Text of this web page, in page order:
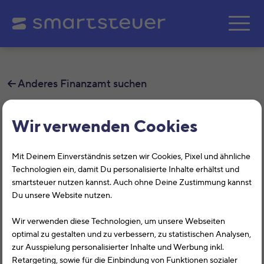
Wir verwenden Cookies
Mit Deinem Einverständnis setzen wir Cookies, Pixel und ähnliche
Technologien ein, damit Du personalisierte Inhalte erhältst und
smartsteuer nutzen kannst. Auch ohne Deine Zustimmung kannst
Du unsere Website nutzen.
Wir verwenden diese Technologien, um unsere Webseiten
optimal zu gestalten und zu verbessern, zu statistischen Analysen,
zur Ausspielung personalisierter Inhalte und Werbung inkl.
Retargeting, sowie für die Einbindung von Funktionen sozialer
Zum Hauptinhalt
Anderes Finanzamt suchen
Finanzamt Offenburg -01-
Auf dieser Seite findest Du alle
Informationen zum Finanzamt Offenburg
77654, Offenburg mit der
Finanzamtsnummer 2801.